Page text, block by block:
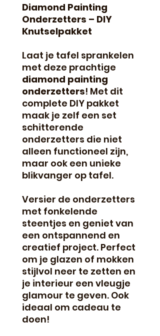
Diamond Painting
Onderzetters – DIY
Knutselpakket
Laat je tafel sprankelen
met deze prachtige
diamond painting
onderzetters! Met dit
complete DIY pakket
maak je zelf een set
schitterende
onderzetters die niet
alleen functioneel zijn,
maar ook een unieke
blikvanger op tafel.
Versier de onderzetters
met fonkelende
steentjes en geniet van
een ontspannend en
creatief project. Perfect
om je glazen of mokken
stijlvol neer te zetten en
je interieur een vleugje
glamour te geven. Ook
ideaal om cadeau te
doen!